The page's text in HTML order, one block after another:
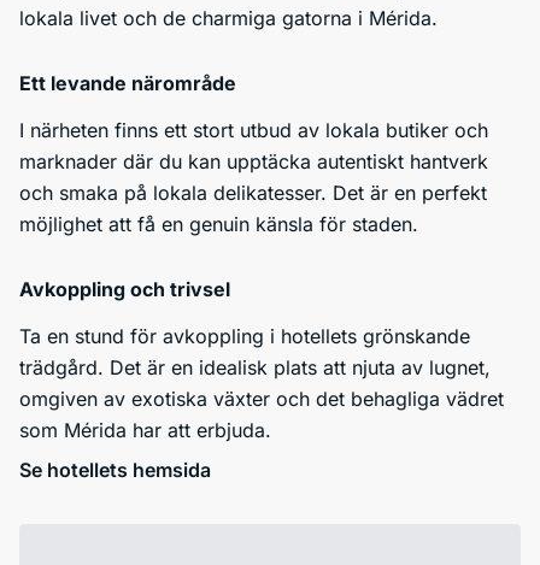
lokala livet och de charmiga gatorna i Mérida.
Ett levande närområde
I närheten finns ett stort utbud av lokala butiker och
marknader där du kan upptäcka autentiskt hantverk
och smaka på lokala delikatesser. Det är en perfekt
möjlighet att få en genuin känsla för staden.
Avkoppling och trivsel
Ta en stund för avkoppling i hotellets grönskande
trädgård. Det är en idealisk plats att njuta av lugnet,
omgiven av exotiska växter och det behagliga vädret
som Mérida har att erbjuda.
Se hotellets hemsida